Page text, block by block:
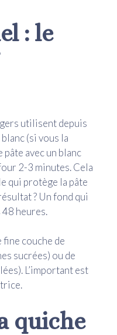
: le
utilisent depuis
(si vous la
avec un blanc
2-3 minutes. Cela
qui protège la pâte
? Un fond qui
heures.
couche de
sucrées) ou de
L’important est
quiche